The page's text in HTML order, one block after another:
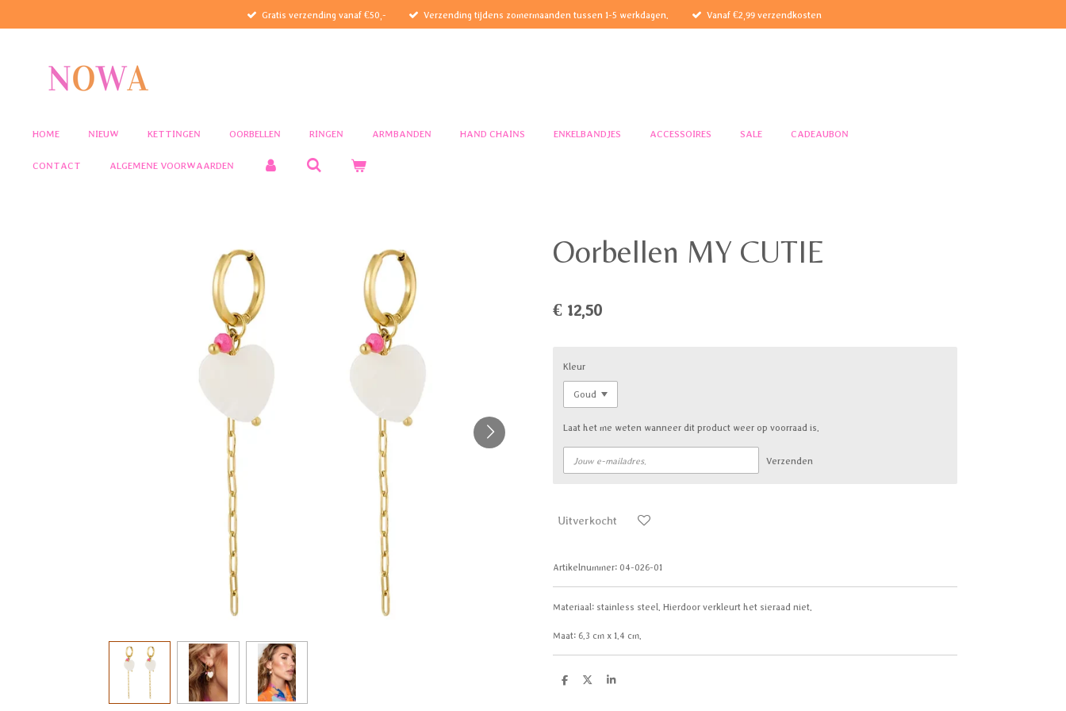
hoofdinhoud
Gratis verzending vanaf €50,- Verzending tijdens zomermaanden tussen 1-5 werkdagen. Vanaf €2,99 verzendkosten
HOME NIEUW KETTINGEN OORBELLEN RINGEN ARMBANDEN HAND CHAINS ENKELBANDJES ACCESSOIRES SALE CADEAUBON
CONTACT ALGEMENE VOORWAARDEN
Oorbellen MY CUTIE
€ 12,50
Kleur
Laat het me weten wanneer dit product weer op voorraad is.
Verzenden
Uitverkocht
Artikelnummer: 04-026-01
Materiaal: stainless steel. Hierdoor verkleurt het sieraad niet.
Maat: 6.3 cm x 1.4 cm.
D
D
S